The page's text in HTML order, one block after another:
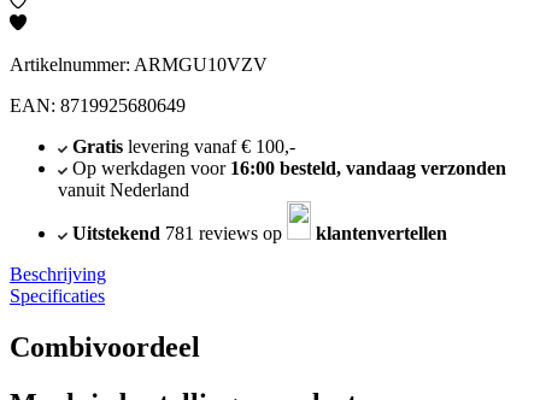
Artikelnummer: ARMGU10VZV
EAN: 8719925680649
Gratislevering vanaf € 100,-
Op werkdagen voor 16:00 besteld, vandaag verzonden
vanuit Nederland
Uitstekend 781 reviews op
klantenvertellen
Beschrijving
Specificaties
Combivoordeel